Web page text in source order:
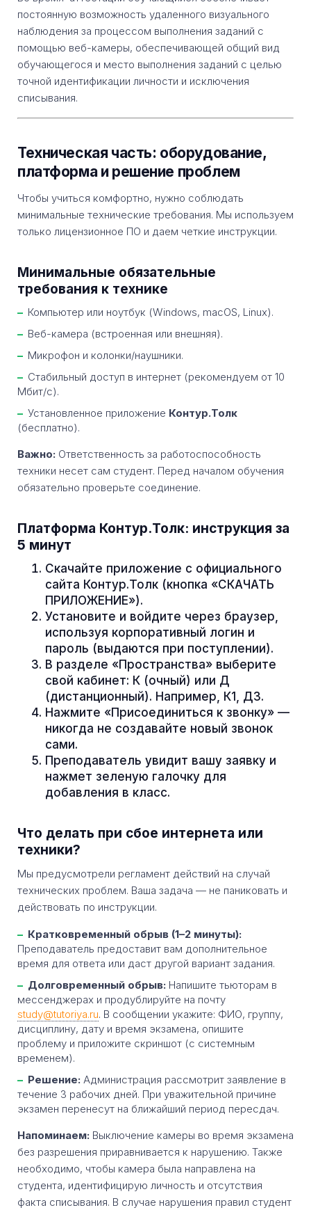
постоянную возможность удаленного визуального
наблюдения за процессом выполнения заданий с
помощью веб-камеры, обеспечивающей общий вид
обучающегося и место выполнения заданий с целью
точной идентификации личности и исключения
списывания.
Техническая часть: оборудование,
платформа и решение проблем
Чтобы учиться комфортно, нужно соблюдать
минимальные технические требования. Мы используем
только лицензионное ПО и даем четкие инструкции.
Минимальные обязательные
требования к технике
Компьютер или ноутбук (Windows, macOS, Linux).
Веб-камера (встроенная или внешняя).
Микрофон и колонки/наушники.
Стабильный доступ в интернет (рекомендуем от 10
Мбит/с).
Установленное приложение Контур.Толк
(бесплатно).
Важно: Ответственность за работоспособность
техники несет сам студент. Перед началом обучения
обязательно проверьте соединение.
Платформа Контур.Толк: инструкция за
5 минут
Скачайте приложение с официального
сайта Контур.Толк (кнопка «СКАЧАТЬ
ПРИЛОЖЕНИЕ»).
Установите и войдите через браузер,
используя корпоративный логин и
пароль (выдаются при поступлении).
В разделе «Пространства» выберите
свой кабинет: К (очный) или Д
(дистанционный). Например, К1, Д3.
Нажмите «Присоединиться к звонку» —
никогда не создавайте новый звонок
сами.
Преподаватель увидит вашу заявку и
нажмет зеленую галочку для
добавления в класс.
Что делать при сбое интернета или
техники?
Мы предусмотрели регламент действий на случай
технических проблем. Ваша задача — не паниковать и
действовать по инструкции.
Кратковременный обрыв (1–2 минуты):
Преподаватель предоставит вам дополнительное
время для ответа или даст другой вариант задания.
Долговременный обрыв: Напишите тьюторам в
мессенджерах и продублируйте на почту
study@tutoriya.ru. В сообщении укажите: ФИО, группу,
дисциплину, дату и время экзамена, опишите
проблему и приложите скриншот (с системным
временем).
Решение: Администрация рассмотрит заявление в
течение 3 рабочих дней. При уважительной причине
экзамен перенесут на ближайший период пересдач.
Напоминаем: Выключение камеры во время экзамена
без разрешения приравнивается к нарушению. Также
необходимо, чтобы камера была направлена на
студента, идентифицирую личность и отсутствия
факта списывания. В случае нарушения правил студент